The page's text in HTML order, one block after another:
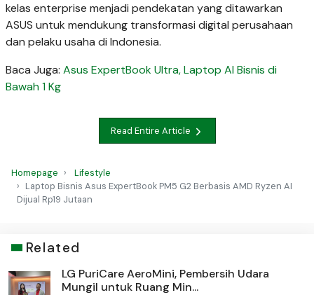
kelas enterprise menjadi pendekatan yang ditawarkan
ASUS untuk mendukung transformasi digital perusahaan
dan pelaku usaha di Indonesia.
Baca Juga: Asus ExpertBook Ultra, Laptop AI Bisnis di
Bawah 1 Kg
Read Entire Article
Homepage
Lifestyle
Laptop Bisnis Asus ExpertBook PM5 G2 Berbasis AMD Ryzen AI
Dijual Rp19 Jutaan
Related
LG PuriCare AeroMini, Pembersih Udara
Mungil untuk Ruang Min...